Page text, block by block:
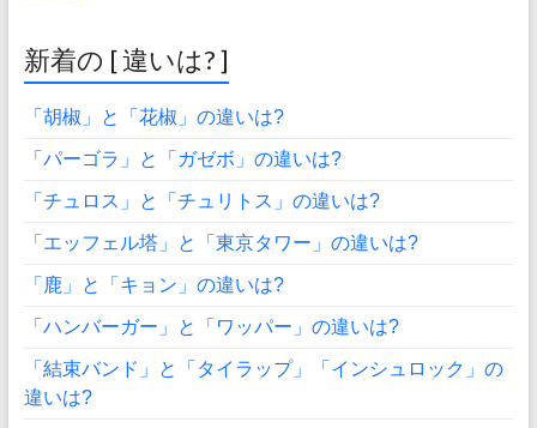
新着の [ 違いは? ]
「胡椒」と「花椒」の違いは?
「パーゴラ」と「ガゼボ」の違いは?
「チュロス」と「チュリトス」の違いは?
「エッフェル塔」と「東京タワー」の違いは?
「鹿」と「キョン」の違いは?
「ハンバーガー」と「ワッパー」の違いは?
「結束バンド」と「タイラップ」「インシュロック」の
違いは?